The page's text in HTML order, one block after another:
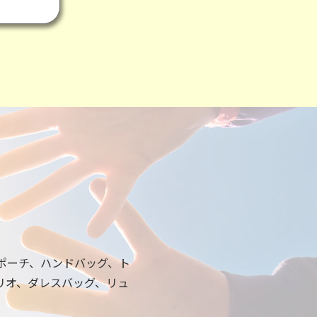
ーチ、ハンドバッグ、ト
、ダレスバッグ、リュ